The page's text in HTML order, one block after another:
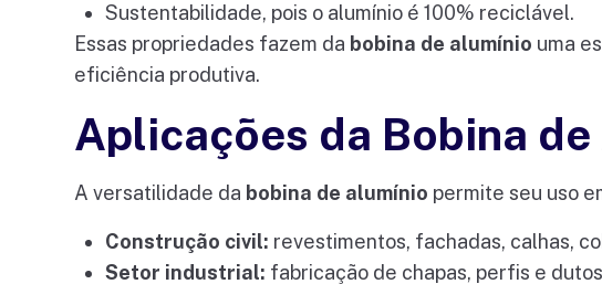
Sustentabilidade, pois o alumínio é 100% reciclável.
Essas propriedades fazem da bobina de alumínio uma
eficiência produtiva.
Aplicações da Bobina
A versatilidade da bobina de alumínio permite seu uso
Construção civil: revestimentos, fachadas, calhas,
Setor industrial: fabricação de chapas, perfis e